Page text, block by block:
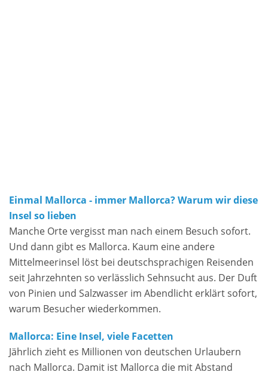
Einmal Mallorca - immer Mallorca? Warum wir diese
Insel so lieben
Manche Orte vergisst man nach einem Besuch sofort.
Und dann gibt es Mallorca. Kaum eine andere
Mittelmeerinsel löst bei deutschsprachigen Reisenden
seit Jahrzehnten so verlässlich Sehnsucht aus. Der Duft
von Pinien und Salzwasser im Abendlicht erklärt sofort,
warum Besucher wiederkommen.
Mallorca: Eine Insel, viele Facetten
Jährlich zieht es Millionen von deutschen Urlaubern
nach Mallorca. Damit ist Mallorca die mit Abstand